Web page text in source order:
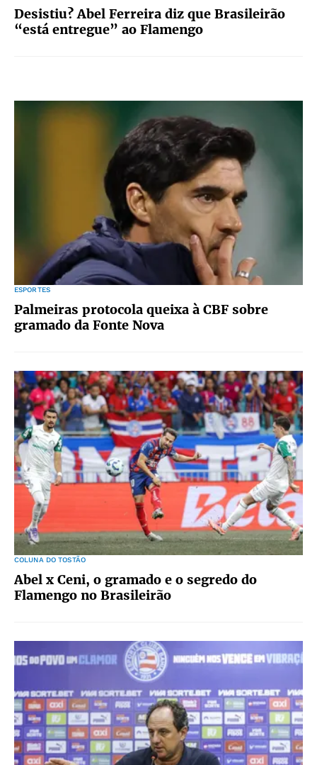
Desistiu? Abel Ferreira diz que Brasileirão
“está entregue” ao Flamengo
ESPORTES
Palmeiras protocola queixa à CBF sobre
gramado da Fonte Nova
COLUNA DO TOSTÃO
Abel x Ceni, o gramado e o segredo do
Flamengo no Brasileirão